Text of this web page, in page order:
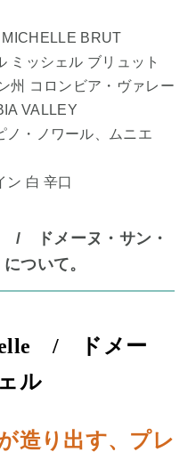
BRUT
ミッシェル ブリュット
州 コロンビア・ヴァレー
VALLEY
ノ・ノワール、ムニエ
ン 白 辛口
/ ドメーヌ・サン・
ついて。
/ ドメー
ル
造り出す、プレ